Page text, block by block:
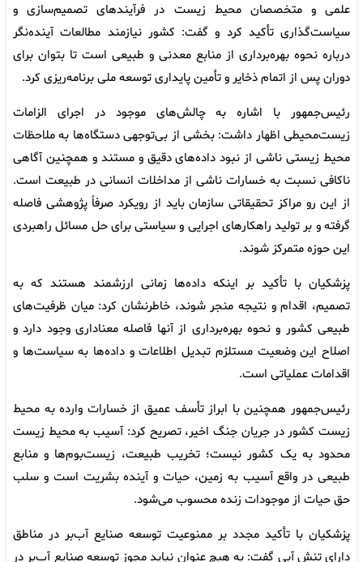
علمی و متخصصان محیط زیست در فرآیندهای تصمیم‌سازی و
سیاست‌گذاری تأکید کرد و گفت: کشور نیازمند مطالعات آینده‌نگر
درباره نحوه بهره‌برداری از منابع معدنی و طبیعی است تا بتوان برای
دوران پس از اتمام ذخایر و تأمین پایداری توسعه ملی برنامه‌ریزی کرد.
رئیس‌جمهور با اشاره به چالش‌های موجود در اجرای الزامات
زیست‌محیطی اظهار داشت: بخشی از بی‌توجهی دستگاه‌ها به ملاحظات
محیط زیستی ناشی از نبود داده‌های دقیق و مستند و همچنین آگاهی
ناکافی نسبت به خسارات ناشی از مداخلات انسانی در طبیعت است.
از این رو مراکز تحقیقاتی سازمان باید از رویکرد صرفاً پژوهشی فاصله
گرفته و بر تولید راهکارهای اجرایی و سیاستی برای حل مسائل راهبردی
این حوزه متمرکز شوند.
پزشکیان با تأکید بر اینکه داده‌ها زمانی ارزشمند هستند که به
تصمیم، اقدام و نتیجه منجر شوند، خاطرنشان کرد: میان ظرفیت‌های
طبیعی کشور و نحوه بهره‌برداری از آنها فاصله معناداری وجود دارد و
اصلاح این وضعیت مستلزم تبدیل اطلاعات و داده‌ها به سیاست‌ها و
اقدامات عملیاتی است.
رئیس‌جمهور همچنین با ابراز تأسف عمیق از خسارات وارده به محیط
زیست کشور در جریان جنگ اخیر، تصریح کرد: آسیب به محیط زیست
محدود به یک کشور نیست؛ تخریب طبیعت، زیست‌بوم‌ها و منابع
طبیعی در واقع آسیب به زمین، حیات و آینده بشریت است و سلب
حق حیات از موجودات زنده محسوب می‌شود.
پزشکیان با تأکید مجدد بر ممنوعیت توسعه صنایع آب‌بر در مناطق
دارای تنش آبی گفت: به هیچ عنوان نباید مجوز توسعه صنایع آب‌بر در